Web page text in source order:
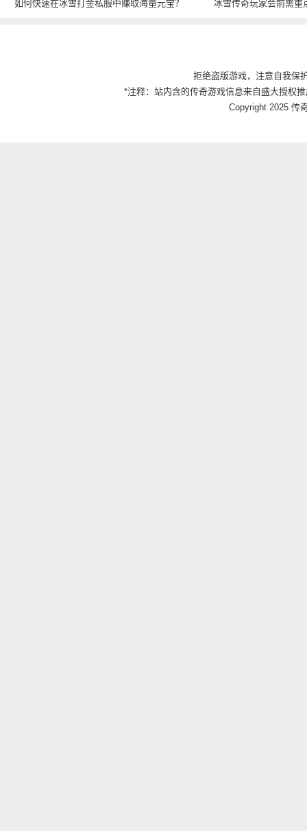
如何快速在冰雪打金私服中赚取海量元宝？ 冰雪传奇玩家会前需重
拒绝盗版游戏，注意自我保
*注释：站内含的传奇游戏信息来自盛大授权
Copyright 2025 传